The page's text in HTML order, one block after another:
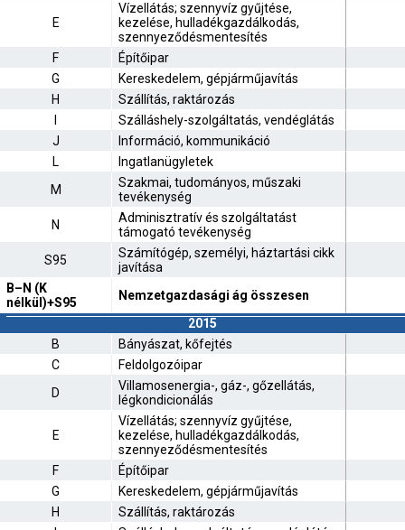
E
Vízellátás; szennyvíz gyűjtése,
kezelése, hulladékgazdálkodás,
szennyeződésmentesítés
F
Építőipar
G
Kereskedelem, gépjárműjavítás
H
Szállítás, raktározás
Szálláshely-szolgáltatás, vendéglátás
J
Információ, kommunikáció
L
Ingatlanügyletek
M
Szakmai, tudományos, műszaki
tevékenység
N
Adminisztratív és szolgáltatást
támogató tevékenység
S95
Számítógép, személyi, háztartási cikk
javítása
B–N (K
nélkül)+S95
Nemzetgazdasági ág összesen
2015
B
Bányászat, kőfejtés
C
Feldolgozóipar
D
Villamosenergia-, gáz-, gőzellátás,
légkondicionálás
E
Vízellátás; szennyvíz gyűjtése,
kezelése, hulladékgazdálkodás,
szennyeződésmentesítés
F
Építőipar
G
Kereskedelem, gépjárműjavítás
H
Szállítás, raktározás